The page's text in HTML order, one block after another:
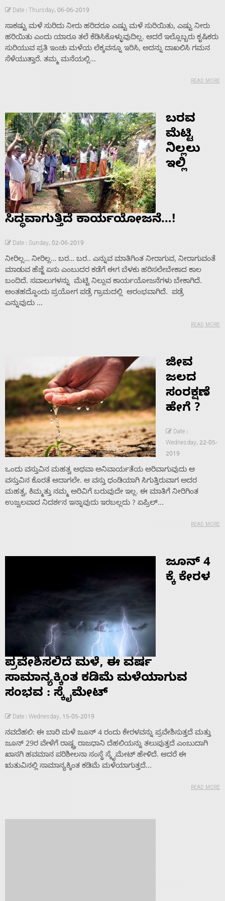
Home
About
Us
Advertise
s
Date : Thursday, 06-06-2019
ಸಾಕಷ್ಟು ಮಳೆ ಸುರಿದು ನೀರು ಹರಿದರೂ ಎಷ್ಟು ಮಳೆ ಸುರಿಯಿತು, ಎಷ್ಟು ನೀರು
ಹರಿಯಿತು ಎಂದು ಯಾರೂ ತಲೆ ಕೆಡಿಸಿಕೊಳ್ಳುವುದಿಲ್ಲ. ಆದರೆ ಇಲ್ಲೊಬ್ಬರು ಕೃಷಿಕರು
ಸುರಿಯುವ ಪ್ರತಿ ಇಂಚು ಮಳೆಯ ಲೆಕ್ಕವನ್ನೂ ಇರಿಸಿ, ಅದನ್ನು ದಾಖಲಿಸಿ ಗಮನ
ಸೆಳೆಯುತ್ತಾರೆ. ತಮ್ಮ ಮನೆಯಲ್ಲಿ...
READ MORE
ಬರವ
ಮೆಟ್ಟಿ
ನಿಲ್ಲಲು
ಇಲ್ಲಿ
ಸಿದ್ಧವಾಗುತ್ತಿದೆ ಕಾರ್ಯಯೋಜನೆ…!
Date : Sunday, 02-06-2019
ನೀರಿಲ್ಲ… ನೀರಿಲ್ಲ… ಬರ… ಬರ.. ಎನ್ನುವ ಮಾತಿಗಿಂತ ನೀರಾಗುವ, ನೀರಾಗುವಂತೆ
ಮಾಡುವ ಹೆಜ್ಜೆ ಏನು ಎಂಬುದರ ಕಡೆಗೆ ಈಗ ಬೆಳಕು ಹರಿಸಲೇಬೇಕಾದ ಕಾಲ
ಬಂದಿದೆ. ಸವಾಲುಗಳನ್ನು ಮೆಟ್ಟಿ ನಿಲ್ಲುವ ಕಾರ್ಯಯೋಜನೆಗಳು ಬೇಕಾಗಿದೆ.
ಅಂತಹದ್ದೊಂದು ಪ್ರಯೋಗ ಪಡ್ರೆ ಗ್ರಾಮದಲ್ಲಿ ಆರಂಭವಾಗಿದೆ. ಪಡ್ರೆ
ಎನ್ನುವುದು ...
READ MORE
ಜೀವ
ಜಲದ
ಸಂರಕ್ಷಣೆ
ಹೇಗೆ ?
Date :
Wednesday, 22-05-
2019
ಒಂದು ವಸ್ತುವಿನ ಮಹತ್ವ ಅಥವಾ ಅನಿವಾರ್ಯತೆಯ ಅರಿವಾಗುವುದು ಆ
ವಸ್ತುವಿನ ಕೊರತೆ ಆದಾಗಲೇ. ಆ ವಸ್ತು ಧಂಡಿಯಾಗಿ ಸಿಗುತ್ತಿರುವಾಗ ಅದರ
ಮಹತ್ವ, ಕಿಮ್ಮತ್ತು ನಮ್ಮ ಅರಿವಿಗೆ ಬರುವುದೇ ಇಲ್ಲ. ಈ ಮಾತಿಗೆ ನೀರಿಗಿಂತ
ಉಜ್ವಲವಾದ ನಿದರ್ಶನ ಇನ್ನಾವುದು ಇರಬಲ್ಲದು ? ಏಪ್ರಿಲ್...
READ MORE
ಜೂನ್ 4
ಕ್ಕೆ ಕೇರಳ
ಪ್ರವೇಶಿಸಲಿದೆ ಮಳೆ, ಈ ವರ್ಷ
ಸಾಮಾನ್ಯಕ್ಕಿಂತ ಕಡಿಮೆ ಮಳೆಯಾಗುವ
ಸಂಭವ : ಸ್ಕೈಮೇಟ್
Date : Wednesday, 15-05-2019
ನವದೆಹಲಿ: ಈ ಬಾರಿ ಮಳೆ ಜೂನ್ 4 ರಂದು ಕೇರಳವನ್ನು ಪ್ರವೇಶಿಸುತ್ತದೆ ಮತ್ತು
ಜೂನ್ 29ರ ವೇಳೆಗೆ ರಾಷ್ಟ್ರ ರಾಜಧಾನಿ ದೆಹಲಿಯನ್ನು ತಲುಪುತ್ತದೆ ಎಂಬುದಾಗಿ
ಖಾಸಗಿ ಹವಮಾನ ಪರಿಶೀಲನಾ ಸಂಸ್ಥೆ ಸ್ಕೈಮೇಟ್ ಹೇಳಿದೆ. ಆದರೆ ಈ
ಋತುವಿನಲ್ಲಿ ಸಾಮಾನ್ಯಕ್ಕಿಂತ ಕಡಿಮೆ ಮಳೆಯಾಗುತ್ತದೆ...
READ MORE